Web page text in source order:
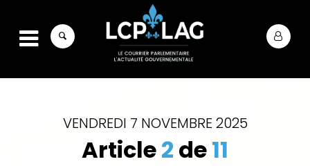
VENDREDI 7 NOVEMBRE 2025
Article2 de11